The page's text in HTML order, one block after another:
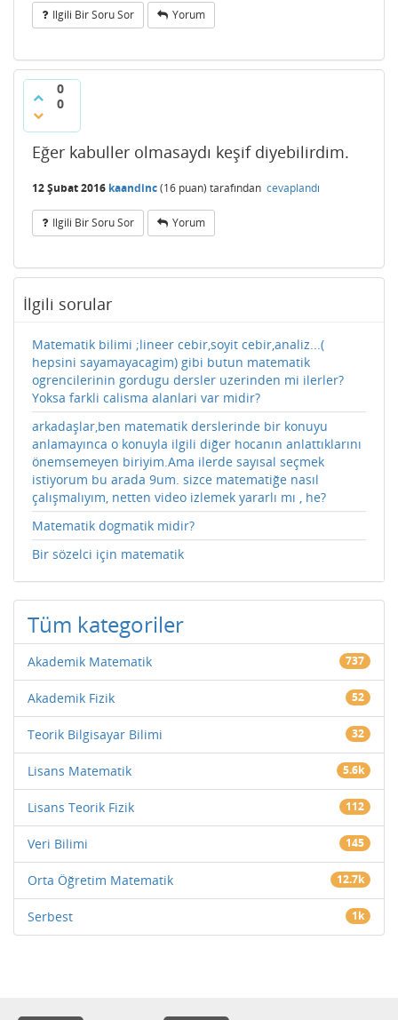
Ilgili Bir Soru Sor Yorum
0
0
Eğer kabuller olmasaydı keşif diyebilirdim.
12 Şubat 2016 kaandinc(16 puan) tarafından cevaplandı
Ilgili Bir Soru Sor Yorum
İlgili sorular
Matematik bilimi ;lineer cebir,soyit cebir,analiz...(
hepsini sayamayacagim) gibi butun matematik
ogrencilerinin gordugu dersler uzerinden mi ilerler?
Yoksa farkli calisma alanlari var midir?
arkadaşlar,ben matematik derslerinde bir konuyu
anlamayınca o konuyla ilgili diğer hocanın anlattıklarını
önemsemeyen biriyim.Ama ilerde sayısal seçmek
istiyorum bu arada 9um. sizce matematiğe nasıl
çalışmalıyım, netten video izlemek yararlı mı , he?
Matematik dogmatik midir?
Bir sözelci için matematik
Tüm kategoriler
Akademik Matematik 737
Akademik Fizik 52
Teorik Bilgisayar Bilimi 32
Lisans Matematik 5.6k
Lisans Teorik Fizik 112
Veri Bilimi 145
Orta Öğretim Matematik 12.7k
Serbest 1k